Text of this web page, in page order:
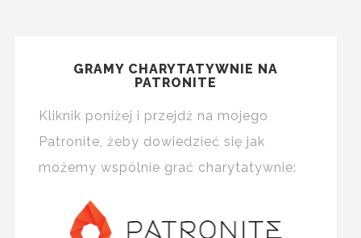
GRAMY CHARYTATYWNIE NA
PATRONITE
Kliknik poniżej i przejdż na mojego
Patronite, żeby dowiedzieć się jak
możemy wspólnie grać charytatywnie: